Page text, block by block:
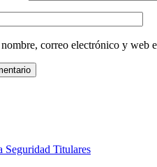
correo electrónico y web
Seguridad Titulares